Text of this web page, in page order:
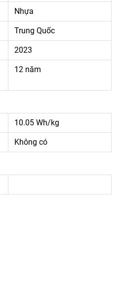
Nhựa
Trung Quốc
2023
12 năm
10.05 Wh/kg
Không có